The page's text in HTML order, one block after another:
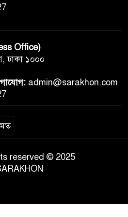
Office)
ঢাকা ১০০০
admin@sarakhon.com
reserved © 2025